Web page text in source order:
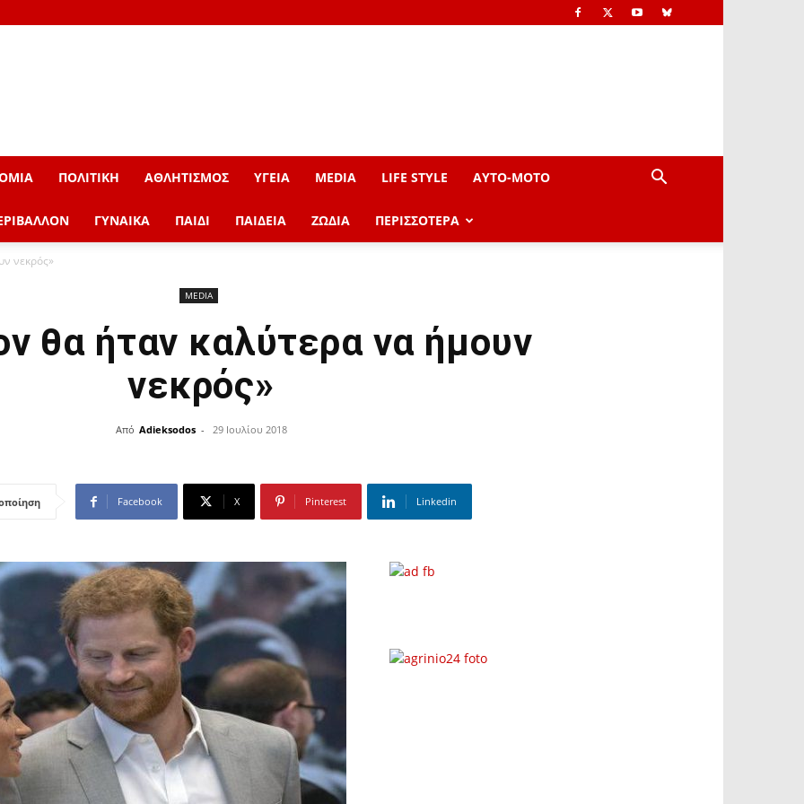
ΠΟΛΙΤΙΚΗ ΑΘΛΗΤΙΣΜΟΣ ΥΓΕΙΑ MEDIA LIFE STYLE AYTO-ΜOTO
ΓΥΝΑΙΚΑ ΠΑΙΔΙ ΠΑΙΔΕΙΑ ΖΩΔΙΑ ΠΕΡΙΣΣΟΤΕΡΑ
νεκρός»
MEDIA
θα ήταν καλύτερα να ήμουν
νεκρός»
Από Adieksodos - 29 Ιουλίου 2018
Facebook X Pinterest Linkedin